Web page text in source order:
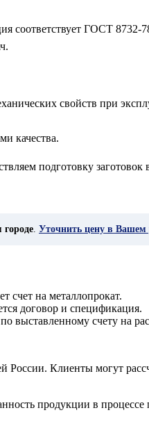
соответствует ГОСТ 8732-
свойств при
качества.
подготовку
. Уточнить цену в Вашем
на металлопрокат.
договор и спецификация.
по выставленному счету
Клиенты могут
продукции в